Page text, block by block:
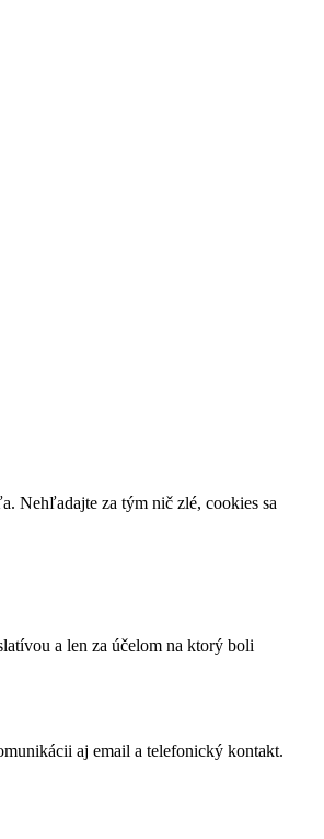
Nehľadajte za tým nič zlé, cookies sa
a len za účelom na ktorý boli
aj email a telefonický kontakt.